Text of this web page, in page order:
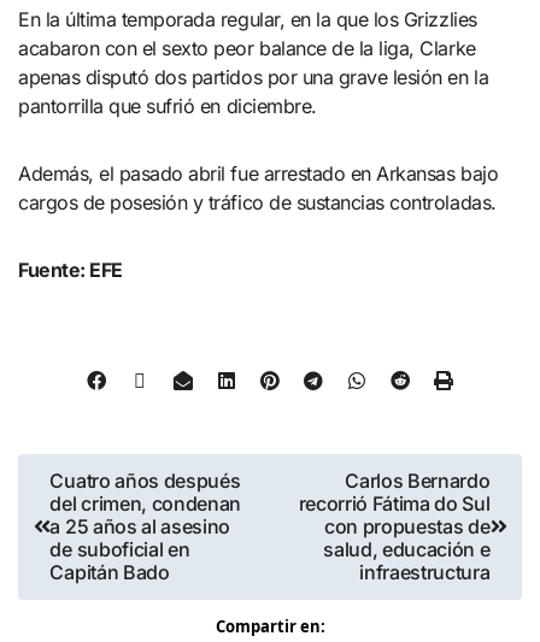
En la última temporada regular, en la que los Grizzlies
acabaron con el sexto peor balance de la liga, Clarke
apenas disputó dos partidos por una grave lesión en la
pantorrilla que sufrió en diciembre.
Además, el pasado abril fue arrestado en Arkansas bajo
cargos de posesión y tráfico de sustancias controladas.
Fuente: EFE
Cuatro años después
del crimen, condenan
a 25 años al asesino
de suboficial en
Capitán Bado
Carlos Bernardo
recorrió Fátima do Sul
con propuestas de
salud, educación e
infraestructura
Compartir en: